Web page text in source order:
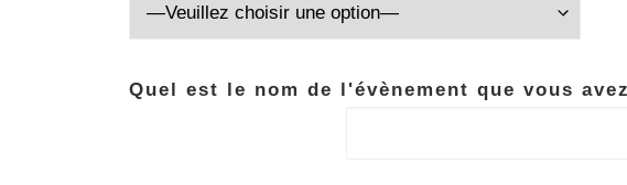
Quel est le nom de l'évènement que vous